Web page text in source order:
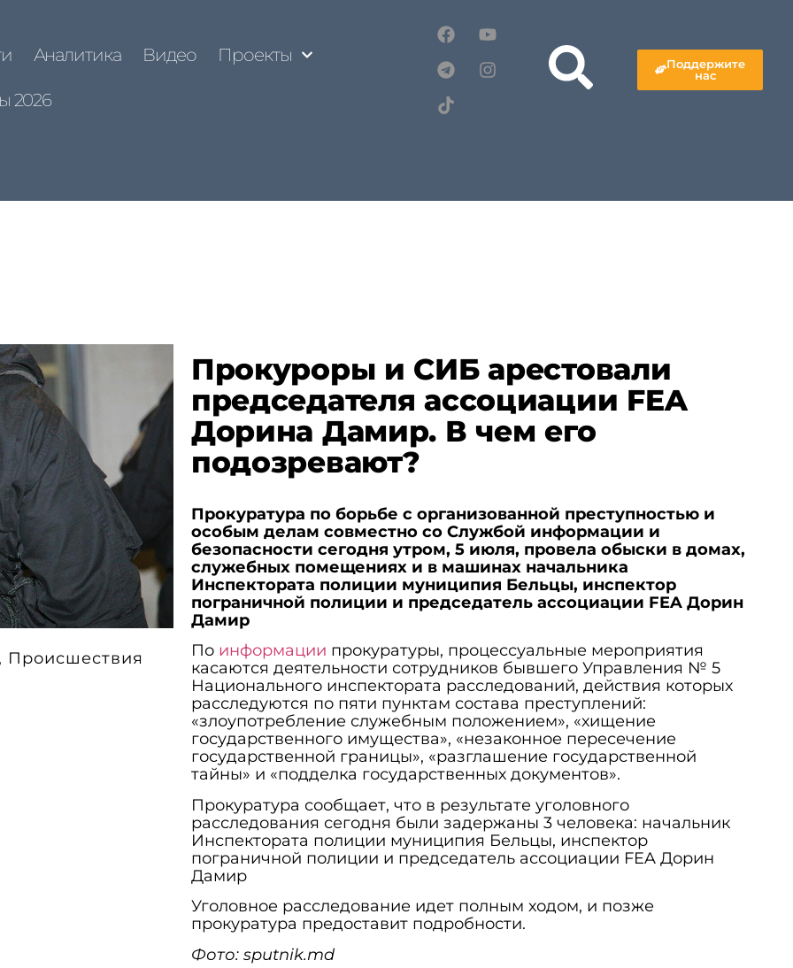
Аналитика Видео Проекты
2026
Поддержите
нас
, Происшествия
Прокуроры и СИБ арестовали
председателя ассоциации FEA
Дорина Дамир. В чем его
подозревают?
Прокуратура по борьбе с организованной преступностью и
особым делам совместно со Службой информации и
безопасности сегодня утром, 5 июля, провела обыски в домах,
служебных помещениях и в машинах начальника
Инспектората полиции муниципия Бельцы, инспектор
пограничной полиции и председатель ассоциации FEA Дорин
Дамир
По информации прокуратуры, процессуальные мероприятия
касаются деятельности сотрудников бывшего Управления № 5
Национального инспектората расследований, действия которых
расследуются по пяти пунктам состава преступлений:
«злоупотребление служебным положением», «хищение
государственного имущества», «незаконное пересечение
государственной границы», «разглашение государственной
тайны» и «подделка государственных документов».
Прокуратура сообщает, что в результате уголовного
расследования сегодня были задержаны 3 человека: начальник
Инспектората полиции муниципия Бельцы, инспектор
пограничной полиции и председатель ассоциации FEA Дорин
Дамир
Уголовное расследование идет полным ходом, и позже
прокуратура предоставит подробности.
Фото: sputnik.md